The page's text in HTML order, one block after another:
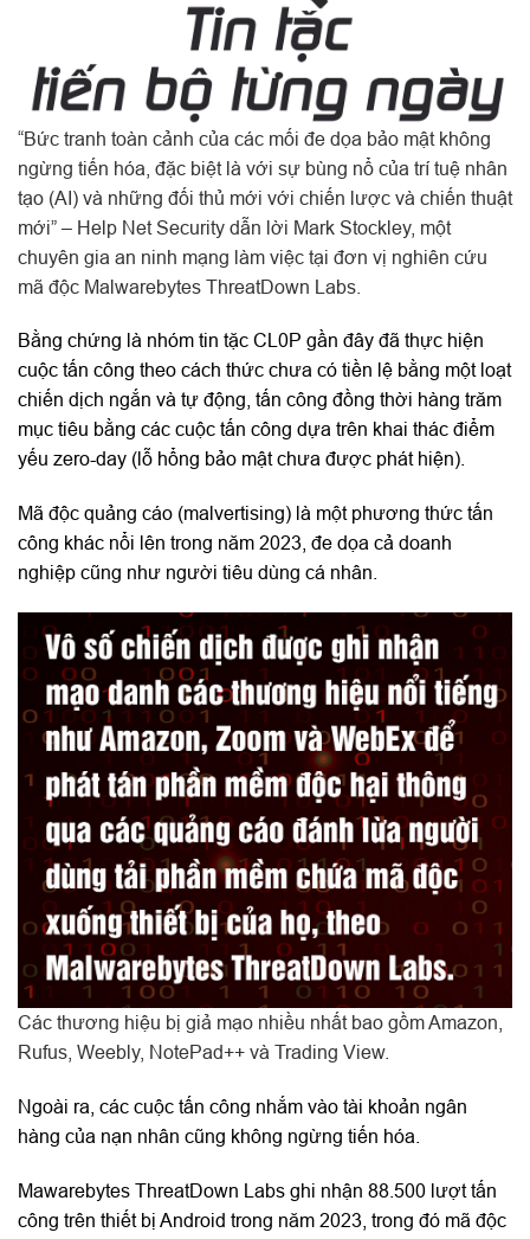
“Bức tranh toàn cảnh của các mối đe dọa bảo mật không
ngừng tiến hóa, đặc biệt là với sự bùng nổ của trí tuệ nhân
tạo (AI) và những đối thủ mới với chiến lược và chiến thuật
mới” – Help Net Security dẫn lời Mark Stockley, một
chuyên gia an ninh mạng làm việc tại đơn vị nghiên cứu
mã độc Malwarebytes ThreatDown Labs.
Bằng chứng là nhóm tin tặc CL0P gần đây đã thực hiện
cuộc tấn công theo cách thức chưa có tiền lệ bằng một loạt
chiến dịch ngắn và tự động, tấn công đồng thời hàng trăm
mục tiêu bằng các cuộc tấn công dựa trên khai thác điểm
yếu zero-day (lỗ hổng bảo mật chưa được phát hiện).
Mã độc quảng cáo (malvertising) là một phương thức tấn
công khác nổi lên trong năm 2023, đe dọa cả doanh
nghiệp cũng như người tiêu dùng cá nhân.
Các thương hiệu bị giả mạo nhiều nhất bao gồm Amazon,
Rufus, Weebly, NotePad++ và Trading View.
Ngoài ra, các cuộc tấn công nhắm vào tài khoản ngân
hàng của nạn nhân cũng không ngừng tiến hóa.
Mawarebytes ThreatDown Labs ghi nhận 88.500 lượt tấn
công trên thiết bị Android trong năm 2023, trong đó mã độc